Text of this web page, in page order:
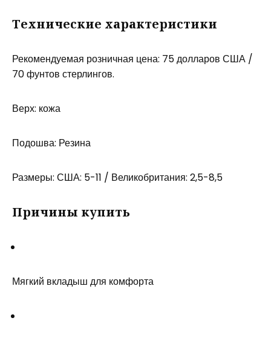
Технические характеристики
Рекомендуемая розничная цена: 75 долларов США /
70 фунтов стерлингов.
Верх: кожа
Подошва: Резина
Размеры: США: 5-11 / Великобритания: 2,5-8,5
Причины купить
Мягкий вкладыш для комфорта